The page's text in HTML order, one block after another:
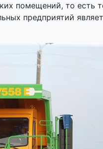
помещений, то есть
предприятий